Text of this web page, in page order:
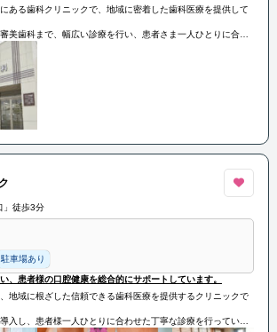
ある歯科クリニックで、地域に密着した歯科医療を提供して
美歯科まで、幅広い診療を行い、患者さま一人ひとりに合わ
います。最新の設備と技術を取り入れ、患者さまの口腔の健
います。
」徒歩3分
駐車場あり
、患者様の口腔健康を総合的にサポートしています。
地域に根ざした信頼できる歯科医療を提供するクリニックで
入し、患者様一人ひとりに合わせた丁寧な診療を行っていま